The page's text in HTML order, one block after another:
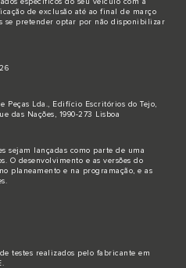
de exclusão até ao final de março
se pretender optar por não disponibilizar
Peças Lda., Edifício Escritórios do Tejo,
das Nações, 1990-273 Lisboa
sejam lançadas como parte de uma
O desenvolvimento e as versões do
planeamento e na programação, e as
testes realizados pelo fabricante em